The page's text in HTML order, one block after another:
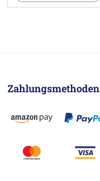
Zahlungsmethoden